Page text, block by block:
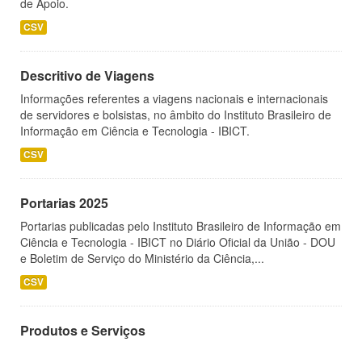
de Apoio.
CSV
Descritivo de Viagens
Informações referentes a viagens nacionais e internacionais
de servidores e bolsistas, no âmbito do Instituto Brasileiro de
Informação em Ciência e Tecnologia - IBICT.
CSV
Portarias 2025
Portarias publicadas pelo Instituto Brasileiro de Informação em
Ciência e Tecnologia - IBICT no Diário Oficial da União - DOU
e Boletim de Serviço do Ministério da Ciência,...
CSV
Produtos e Serviços